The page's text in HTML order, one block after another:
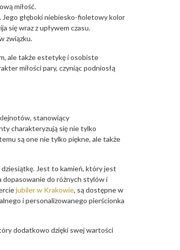
miłość.
głęboki niebiesko-fioletowy kolor
się wraz z upływem czasu.
związku.
ale także estetykę i osobiste
miłości pary, czyniąc podniosłą
stanowiący
charakteryzują się nie tylko
są one nie tylko piękne, ale także
Jest to kamień, który jest
dopasowanie do różnych stylów i
jubiler w Krakowie, są dostępne w
i personalizowanego pierścionka
dodatkowo dzięki swej wartości